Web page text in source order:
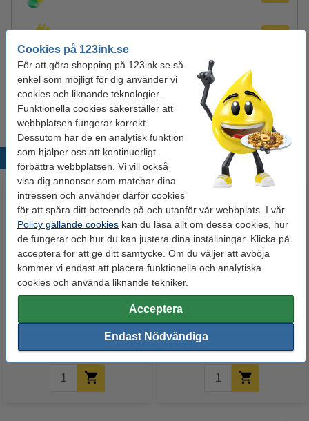
Cookies på 123ink.se
För att göra shopping på 123ink.se så
enkel som möjligt för dig använder vi
cookies och liknande teknologier.
Funktionella cookies säkerställer att
webbplatsen fungerar korrekt.
Dessutom har de en analytisk funktion
som hjälper oss att kontinuerligt
förbättra webbplatsen. Vi vill också
visa dig annonser som matchar dina
intressen och använder därför cookies
för att spåra ditt beteende på och utanför vår webbplats. I vår
Policy gällande cookies kan du läsa allt om dessa cookies, hur
de fungerar och hur du kan justera dina inställningar. Klicka på
acceptera för att ge ditt samtycke. Om du väljer att avböja
kommer vi endast att placera funktionella och analytiska
cookies och använda liknande tekniker.
Acceptera
Endast Nödvändiga
Diskhandskar M (8) 1-par | rosa/gul
22 kr
Köksrengöring 750ml | Ajax Optimal 7
40 kr
Populära produkter
Soppåse 20L | vit | 50st
Inkl. 25% Moms
Soppåse 20L | rivsäker och
39 kr